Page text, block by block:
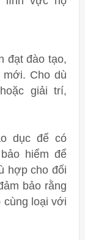
đạt đào tạo,
Cho dù
giải trí,
dục để có
hiểm để
hợp cho đối
bảo rằng
loại với